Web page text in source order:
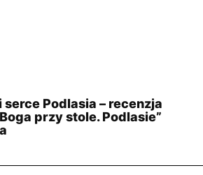
Podlasia – recenzja
przy stole. Podlasie”